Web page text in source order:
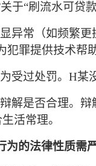
于“刷流水可贷
异常（如频繁更
犯罪提供技术帮
受过处罚。 H某
解是否合理。
活常理。
为的法律性质需